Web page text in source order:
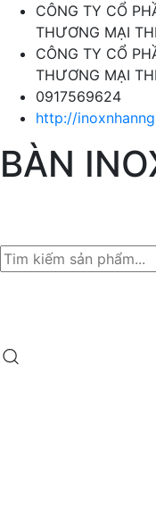
CÔNG TY CỔ
THƯƠNG MẠI
CÔNG TY CỔ
THƯƠNG MẠI
0917569624
http://
BÀN